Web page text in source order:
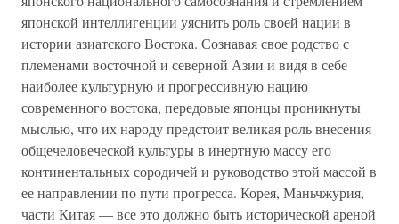
японской интеллигенции уяснить роль своей нации в
истории азиатского Востока. Сознавая свое родство с
племенами восточной и северной Азии и видя в себе
наиболее культурную и прогрессивную нацию
современного востока, передовые японцы проникнуты
мыслью, что их народу предстоит великая роль внесения
общечеловеческой культуры в инертную массу его
континентальных сородичей и руководство этой массой в
ее направлении по пути прогресса. Корея, Маньчжурия,
части Китая — все это должно быть исторической ареной